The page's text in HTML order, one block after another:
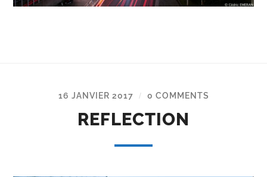
16 JANVIER 2017 / 0 COMMENTS
REFLECTION